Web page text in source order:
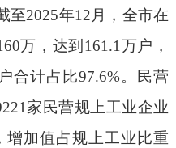
至2025年12月，全市在
万，达到 161.1万户，
合计占比97.6%。民营
家民营规上工业企业
增加值占规上工业比重